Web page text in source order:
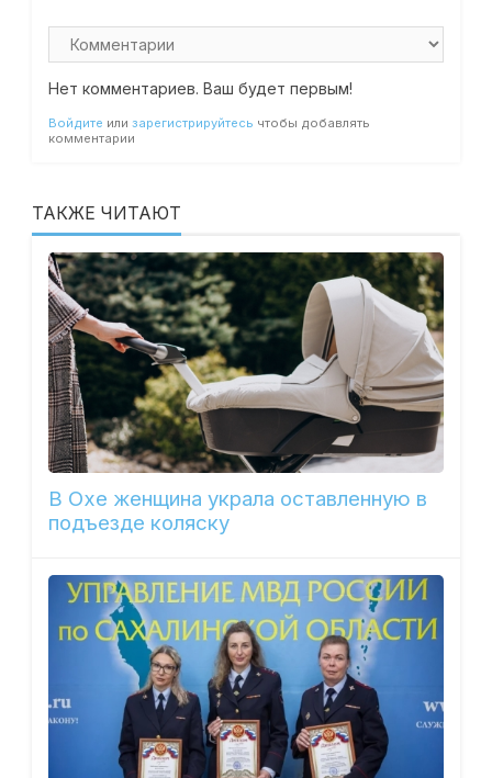
Нет комментариев. Ваш будет первым!
Войдите или зарегистрируйтесь чтобы добавлять
комментарии
ТАКЖЕ ЧИТАЮТ
В Охе женщина украла оставленную в
подъезде коляску